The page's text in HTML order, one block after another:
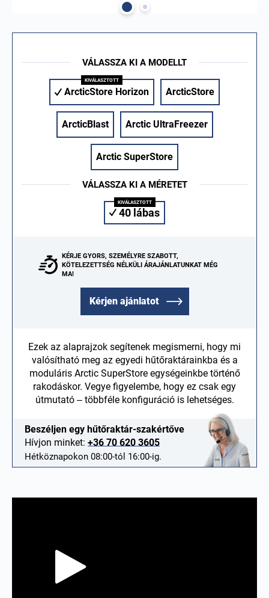
VÁLASSZA KI A MODELLT
ArcticStore Horizon ArcticStore
ArcticBlast Arctic UltraFreezer
Arctic SuperStore
VÁLASSZA KI A MÉRETET
40 lábas
Kérjen ajánlatot
KÉRJE GYORS, SZEMÉLYRE SZABOTT,
KÖTELEZETTSÉG NÉLKÜLI ÁRAJÁNLATUNKAT MÉG
MA!
Ezek az alaprajzok segítenek megismerni, hogy mi
valósítható meg az egyedi hűtőraktárainkba és a
moduláris Arctic SuperStore egységeinkbe történő
rakodáskor. Vegye figyelembe, hogy ez csak egy
útmutató – többféle konfiguráció is lehetséges.
Beszéljen egy hűtőraktár-szakértőve
Hívjon minket: +36 70 620 3605
Hétköznapokon 08:00-tól 16:00-ig.